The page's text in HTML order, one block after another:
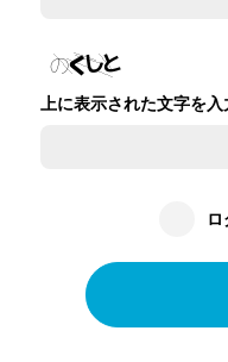
上に表示された文字を入